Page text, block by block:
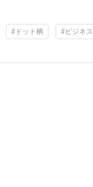
#ドット柄 #ビジネス